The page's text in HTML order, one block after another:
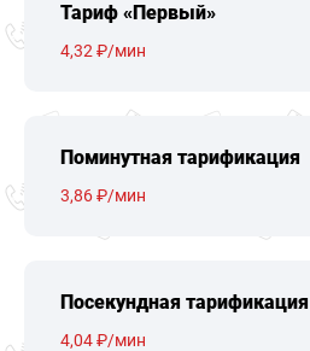
Тариф «Первый»
4,32 ₽/мин
Поминутная тарификация
3,86 ₽/мин
Посекундная тарификация
4,04 ₽/мин